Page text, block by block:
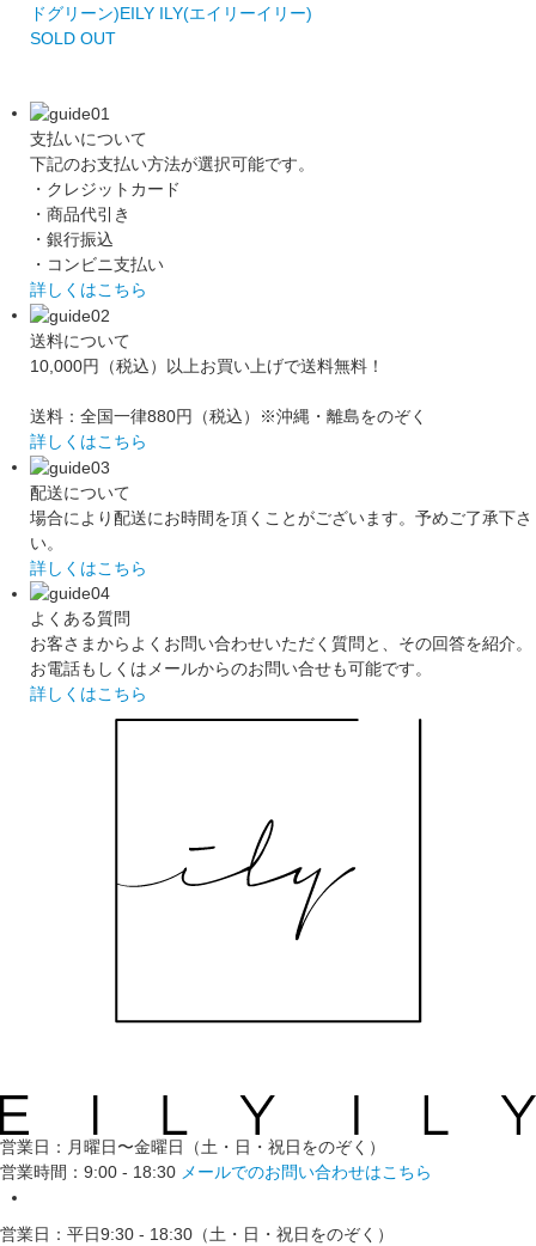
ドグリーン)EILY ILY(エイリーイリー)
SOLD OUT
支払いについて
下記のお支払い方法が選択可能です。
・クレジットカード
・商品代引き
・銀行振込
・コンビニ支払い
詳しくはこちら
送料について
10,000円（税込）以上お買い上げで送料無料！
送料：全国一律880円（税込）※沖縄・離島をのぞく
詳しくはこちら
配送について
場合により配送にお時間を頂くことがございます。予めご了承下さ
い。
詳しくはこちら
よくある質問
お客さまからよくお問い合わせいただく質問と、その回答を紹介。
お電話もしくはメールからのお問い合せも可能です。
詳しくはこちら
営業日：月曜日〜金曜日（土・日・祝日をのぞく）
営業時間：9:00 - 18:30 メールでのお問い合わせはこちら
営業日：平日9:30 - 18:30（土・日・祝日をのぞく）